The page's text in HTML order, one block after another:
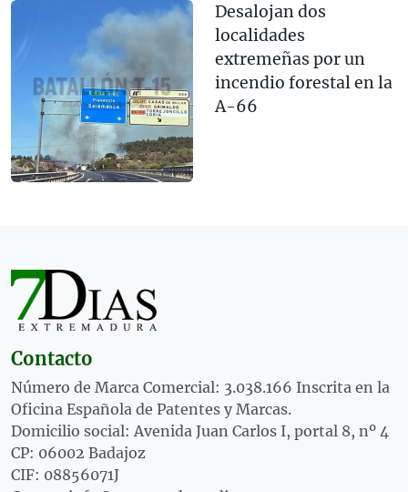
Desalojan dos
localidades
extremeñas por un
incendio forestal en la
A-66
Contacto
Número de Marca Comercial: 3.038.166 Inscrita en la
Oficina Española de Patentes y Marcas.
Domicilio social: Avenida Juan Carlos I, portal 8, nº 4
CP: 06002 Badajoz
CIF: 08856071J